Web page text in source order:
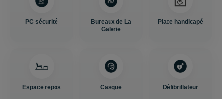
PC sécurité
Bureaux de La
Galerie
Place handicapé
Espace repos Casque Défibrillateur